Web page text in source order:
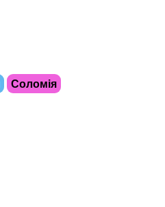
Соломія